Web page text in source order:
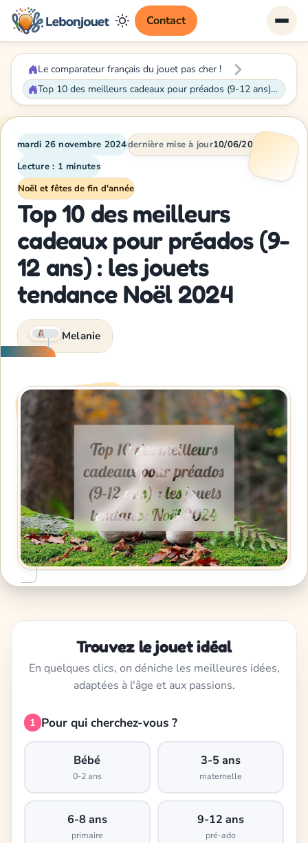
Contact
Le comparateur français du jouet pas cher !
Top 10 des meilleurs cadeaux pour préados (9-12 ans) : les jouets tendance Noël 2024
mardi 26 novembre 2024dernière mise à jour10/06/2026
Lecture : 1 minutes
Noël et fêtes de fin d'année
Top 10 des meilleurs
cadeaux pour préados (9-
12 ans) : les jouets
tendance Noël 2024
Melanie
Trouvez le jouet idéal
En quelques clics, on déniche les meilleures idées,
adaptées à l'âge et aux passions.
1 Pour qui cherchez-vous ?
Bébé
0-2 ans
3-5 ans
maternelle
6-8 ans
primaire
9-12 ans
pré-ado